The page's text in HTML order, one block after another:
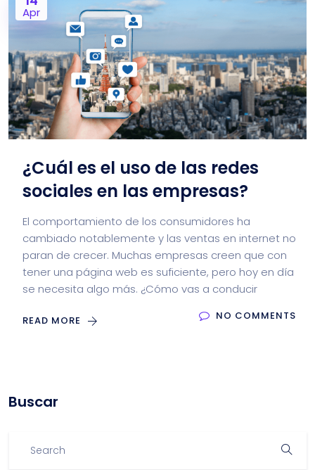
Apr
¿Cuál es el uso de las redes
sociales en las empresas?
El comportamiento de los consumidores ha
cambiado notablemente y las ventas en internet no
paran de crecer. Muchas empresas creen que con
tener una página web es suficiente, pero hoy en día
se necesita algo más. ¿Cómo vas a conducir
READ MORE NO COMMENTS
Buscar